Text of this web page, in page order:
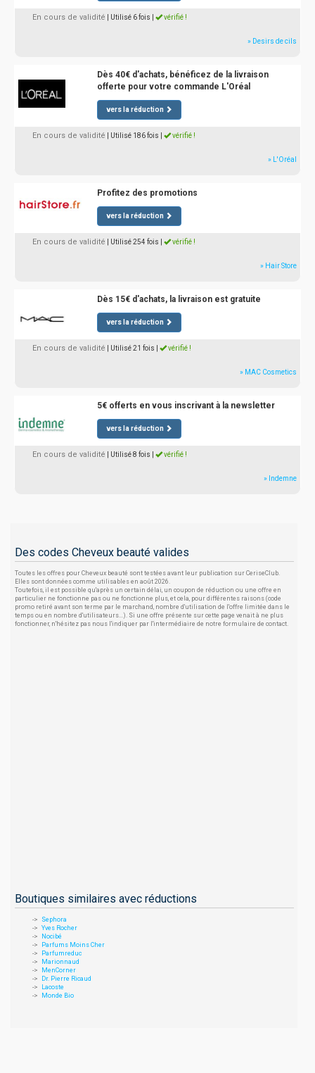
En cours de validité | Utilisé 6 fois vérifié !
» Desirs de cils
Dès 40€ d'achats, bénéficez de la livraison
offerte pour votre commande L'Oréal
vers la réduction
En cours de validité | Utilisé 186 fois vérifié !
» L'Oréal
Profitez des promotions
vers la réduction
En cours de validité | Utilisé 254 fois vérifié !
» Hair Store
Dès 15€ d'achats, la livraison est gratuite
vers la réduction
En cours de validité | Utilisé 21 fois vérifié !
» MAC Cosmetics
5€ offerts en vous inscrivant à la newsletter
vers la réduction
En cours de validité | Utilisé 8 fois vérifié !
» Indemne
Des codes Cheveux beauté valides
Toutes les offres pour Cheveux beauté sont testées avant leur publication sur CeriseClub.
Elles sont données comme utilisables en août 2026.
Toutefois, il est possible qu'après un certain délai, un coupon de réduction ou une offre en
particulier ne fonctionne pas ou ne fonctionne plus, et cela, pour différentes raisons (code
promo retiré avant son terme par le marchand, nombre d'utilisation de l'offre limitée dans le
temps ou en nombre d'utilisateurs...). Si une offre présente sur cette page venait à ne plus
fonctionner, n'hésitez pas nous l'indiquer par l'intermédiaire de notre formulaire de contact.
Boutiques similaires avec réductions
Sephora
Yves Rocher
Nocibé
Parfums Moins Cher
Parfumreduc
Marionnaud
MenCorner
Dr. Pierre Ricaud
Lacoste
Monde Bio